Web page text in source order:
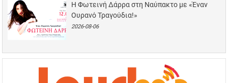
Η Φωτεινή Δάρρα στη Ναύπακτο με «Έναν
Ουρανό Τραγούδια!»
2026-08-06